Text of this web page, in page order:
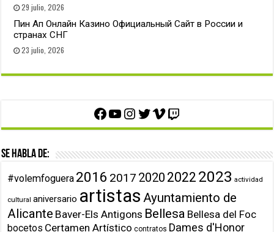
29 julio, 2026
Пин Ап Онлайн Казино Официальный Сайт в России и
странах СНГ
23 julio, 2026
Facebook
YouTube
Instagram
Twitter
Vimeo
Twitch
Se habla de:
#volemfoguera 2016 2017 2020 2022 2023 actividad
cultural aniversario artistas Ayuntamiento de
Alicante Baver-Els Antigons Bellesa Bellesa del Foc
bocetos Certamen Artístico contratos Dames d'Honor